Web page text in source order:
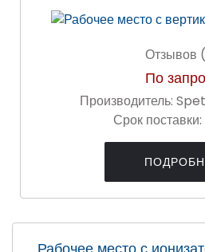
Отзывов
По
Производитель:
Срок поставки: